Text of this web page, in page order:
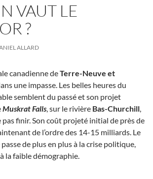
VAUT LE
?
ALLARD
canadienne deTerre-Neuve et
une impasse. Les belles heures du
semblent du passé et son projet
Muskrat Falls, sur le rivière Bas-Churchill,
pas finir. Son coût projeté initial de près de
de l’ordre des 14-15 milliards. Le
de plus en plus à la crise politique,
la faible démographie.